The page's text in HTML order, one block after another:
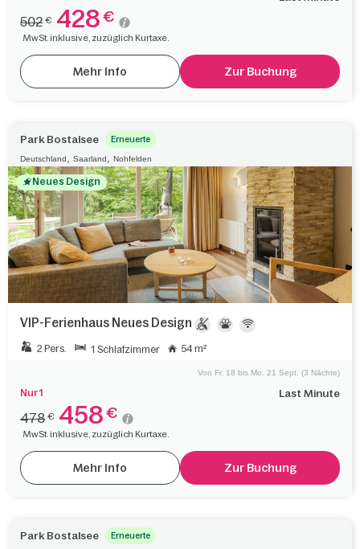
502 € 428 €
MwSt. inklusive, zuzüglich Kurtaxe.
Mehr Info Zur Buchung
Park Bostalsee Erneuerte
Deutschland Saarland Nohfelden
Neues Design
VIP-Ferienhaus Neues Design
2 Pers. 1 Schlafzimmer 54 m²
Nur 1 Last Minute
Von Fr. 18 bis Mo. 21 Sept. (3 Nächte)
478 € 458 €
MwSt. inklusive, zuzüglich Kurtaxe.
Mehr Info Zur Buchung
Park Bostalsee Erneuerte